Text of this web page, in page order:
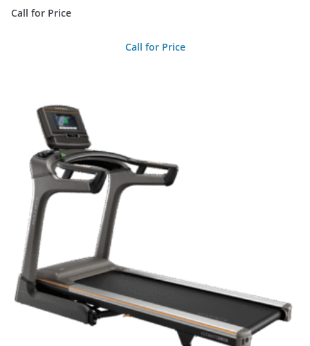
Call for Price
Call for Price